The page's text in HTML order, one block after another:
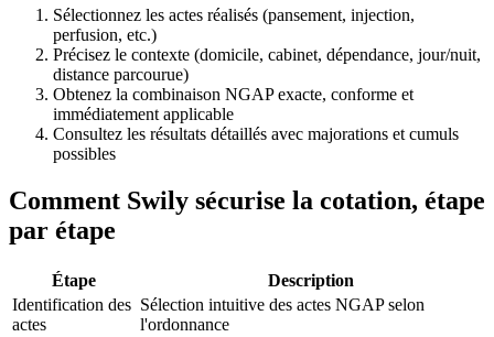
Sélectionnez les actes réalisés (pansement, injection,
perfusion, etc.)
Précisez le contexte (domicile, cabinet, dépendance, jour/nuit,
distance parcourue)
Obtenez la combinaison NGAP exacte, conforme et
immédiatement applicable
Consultez les résultats détaillés avec majorations et cumuls
possibles
Comment Swily sécurise la cotation, étape
par étape
Étape
Description
Identification des
actes
Sélection intuitive des actes NGAP selon
l'ordonnance